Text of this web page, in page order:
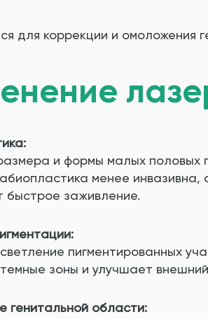
для коррекции и омоложения
и формы малых половых
менее инвазивна,
быстрое заживление.
пигментированных
зоны и улучшает
генитальной области: